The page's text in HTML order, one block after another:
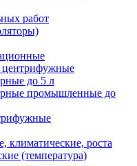
работ
центрифужные
до 5 л
промышленные до
климатические, роста
(температура)